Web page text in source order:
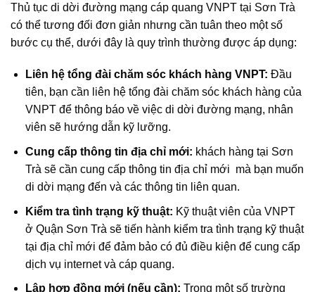
Thủ tục di dời đường mạng cáp quang VNPT tại Sơn Trà
có thể tương đối đơn giản nhưng cần tuân theo một số
bước cụ thể, dưới đây là quy trình thường được áp dụng:
Liên hệ tổng đài chăm sóc khách hàng VNPT: Đầu
tiên, bạn cần liên hệ tổng đài chăm sóc khách hàng của
VNPT để thông báo về việc di dời đường mạng, nhân
viên sẽ hướng dẫn kỹ lưỡng.
Cung cấp thông tin địa chỉ mới: khách hàng tại Sơn
Trà sẽ cần cung cấp thông tin địa chỉ mới mà bạn muốn
di dời mạng đến và các thông tin liên quan.
Kiểm tra tình trạng kỹ thuật: Kỹ thuật viên của VNPT
ở Quận Sơn Trà sẽ tiến hành kiểm tra tình trạng kỹ thuật
tại địa chỉ mới để đảm bảo có đủ điều kiện để cung cấp
dịch vụ internet và cáp quang.
Lập hợp đồng mới (nếu cần): Trong một số trường